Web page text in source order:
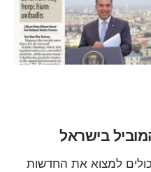
למצוא את החדשות